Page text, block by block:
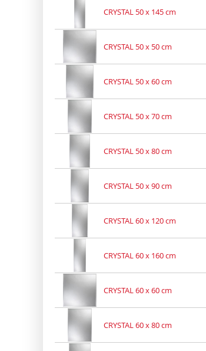
CRYSTAL 50 x 145 cm
CRYSTAL 50 x 50 cm
CRYSTAL 50 x 60 cm
CRYSTAL 50 x 70 cm
CRYSTAL 50 x 80 cm
CRYSTAL 50 x 90 cm
CRYSTAL 60 x 120 cm
CRYSTAL 60 x 160 cm
CRYSTAL 60 x 60 cm
CRYSTAL 60 x 80 cm